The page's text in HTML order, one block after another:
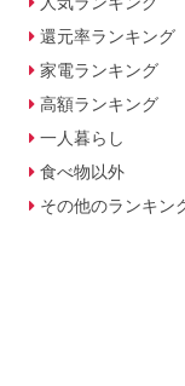
還元率ランキング
家電ランキング
高額ランキング
一人暮らし
食べ物以外
その他のランキン